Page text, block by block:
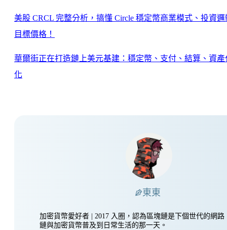
美股 CRCL 完整分析，搞懂 Circle 穩定幣商業模式、投資邏
目標價格！
華爾街正在打造鏈上美元基建：穩定幣、支付、結算、資產
化
東東
加密貨幣愛好者 | 2017 入圈，認為區塊鏈是下個世代的網路
鏈與加密貨幣普及到日常生活的那一天。